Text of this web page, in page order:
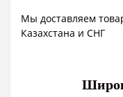
Мы доставляем
Казахстана и СНГ